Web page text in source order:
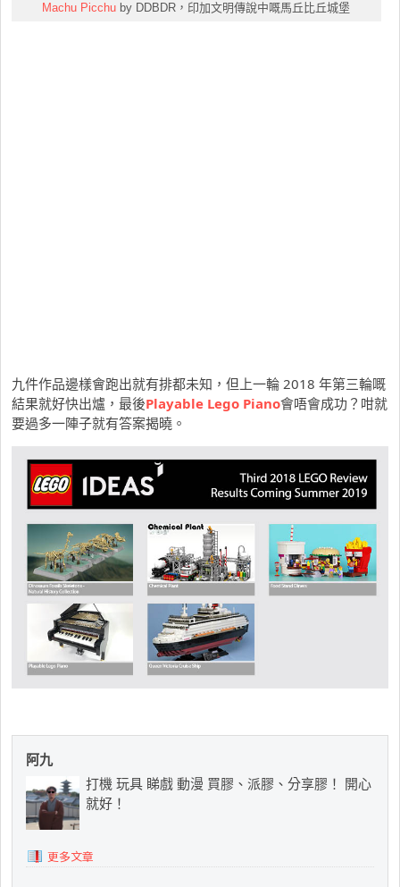
Machu Picchu by DDBDR，印加文明傳說中嘅馬丘比丘城堡
九件作品邊樣會跑出就有排都未知，但上一輪 2018 年第三輪嘅
結果就好快出爐，最後Playable Lego Piano會唔會成功？咁就
要過多一陣子就有答案揭曉。
阿九
打機 玩具 睇戲 動漫 買膠、派膠、分享膠！ 開心
就好！
更多文章